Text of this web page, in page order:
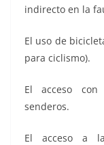
indirecto en la
El uso de
para ciclismo).
El acceso
senderos.
El acceso a